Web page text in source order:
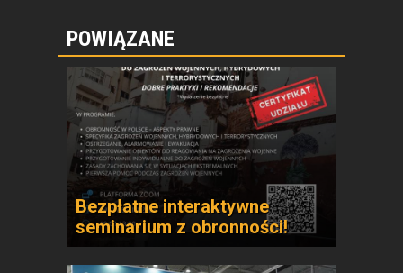
POWIĄZANE
Bezpłatne interaktywne
seminarium z obronności!